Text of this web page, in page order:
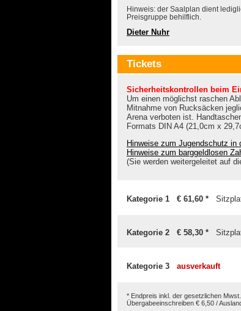
Hinweis: der Saalplan dient
Preisgruppe behilflich.
Dieter Nuhr
Tickets
Sicherheitskontrollen beim
Um einen möglichst raschen
Mitnahme von Rucksäcken
Arena verboten ist.
Formats DIN A4 (21,0cm x
Hinweise zum Jugendschutz in
Hinweise zum barggeldlosen
(Sie werden weitergeleitet auf
Kategorie 1 € 61,60 *
Kategorie 2 € 58,30 *
Kategorie 3 ausverkauft
* Endpreis inkl. der gesetzlichen
Übergabeeinschreiben € 6,50 /